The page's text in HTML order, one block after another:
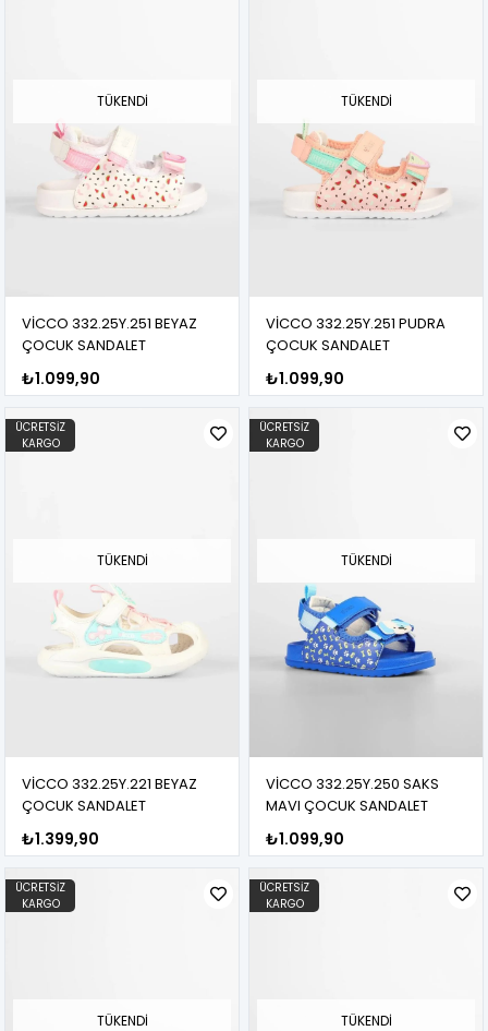
TÜKENDI
VİCCO 332.25Y.251 BEYAZ
ÇOCUK SANDALET
₺1.099,90
TÜKENDI
VİCCO 332.25Y.251 PUDRA
ÇOCUK SANDALET
₺1.099,90
TÜKENDI
VİCCO 332.25Y.221 BEYAZ
ÇOCUK SANDALET
₺1.399,90
ÜCRETSIZ
KARGO
TÜKENDI
VİCCO 332.25Y.250 SAKS
MAVI ÇOCUK SANDALET
₺1.099,90
ÜCRETSIZ
KARGO
TÜKENDI
ÜCRETSIZ
KARGO
TÜKENDI
ÜCRETSIZ
KARGO